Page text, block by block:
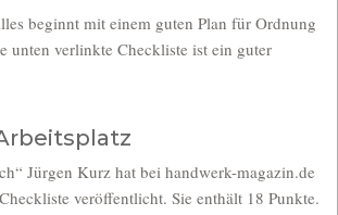
beginnt mit einem guten Plan für Ordnung
unten verlinkte Checkliste ist ein guter
Jürgen Kurz hat bei handwerk-magazin.de
veröffentlicht. Sie enthält 18 Punkte.